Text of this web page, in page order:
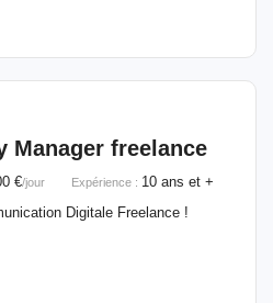
Manager freelance
€/jour Expérience : 10 ans et +
Digitale Freelance !